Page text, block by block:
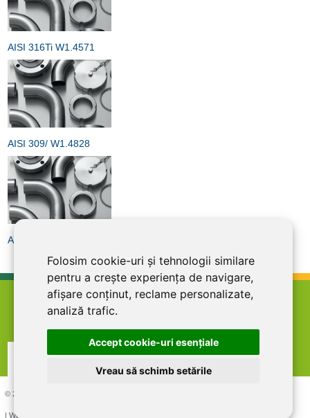
Folosim cookie-uri și tehnologii similare
pentru a crește experiența de navigare,
afișare conținut, reclame personalizate,
analiză trafic.
Accept cookie-uri esenţiale
Vreau să schimb setările
AISI 316Ti W1.4571
AISI 309/ W1.4828
AISI 314/ w1.4841
termeni şi condiţii abonare la newsletter
© 2026 DIRECT LINE INOX IMPEX SRL, RO7727821, J12/1817/1995
| Website creat si optimizat de